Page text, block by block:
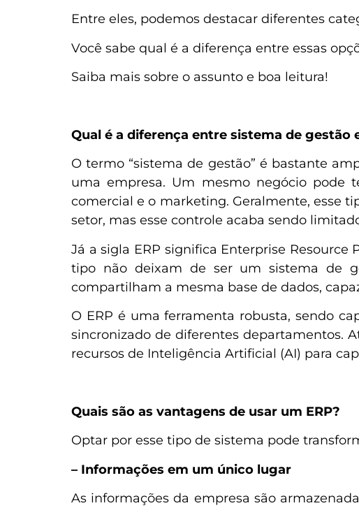
Entre eles, podemos destacar diferentes
Você sabe qual é a diferença entre essas
Saiba mais sobre o assunto e boa leitura!
Qual é a diferença entre sistema de gestão
O termo “sistema de gestão” é bastante
uma empresa. Um mesmo negócio pode
comercial e o marketing. Geralmente, esse
setor, mas esse controle acaba sendo
Já a sigla ERP significa Enterprise
tipo não deixam de ser um sistema de
compartilham a mesma base de dados,
O ERP é uma ferramenta robusta, sendo
sincronizado de diferentes departamentos.
recursos de Inteligência Artificial (AI) para
Quais são as vantagens de usar um ERP?
Optar por esse tipo de sistema pode
– Informações em um único lugar
As informações da empresa são